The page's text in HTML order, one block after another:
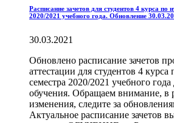
Расписание зачетов для студентов 4 курса по
2020/2021 учебного года. Обновление
30.03.2021
Обновлено расписание зачетов
аттестации для студентов 4 курса
семестра 2020/2021 учебного
обучения. Обращаем внимание, в
изменения, следите за
Актуальное расписание зачетов